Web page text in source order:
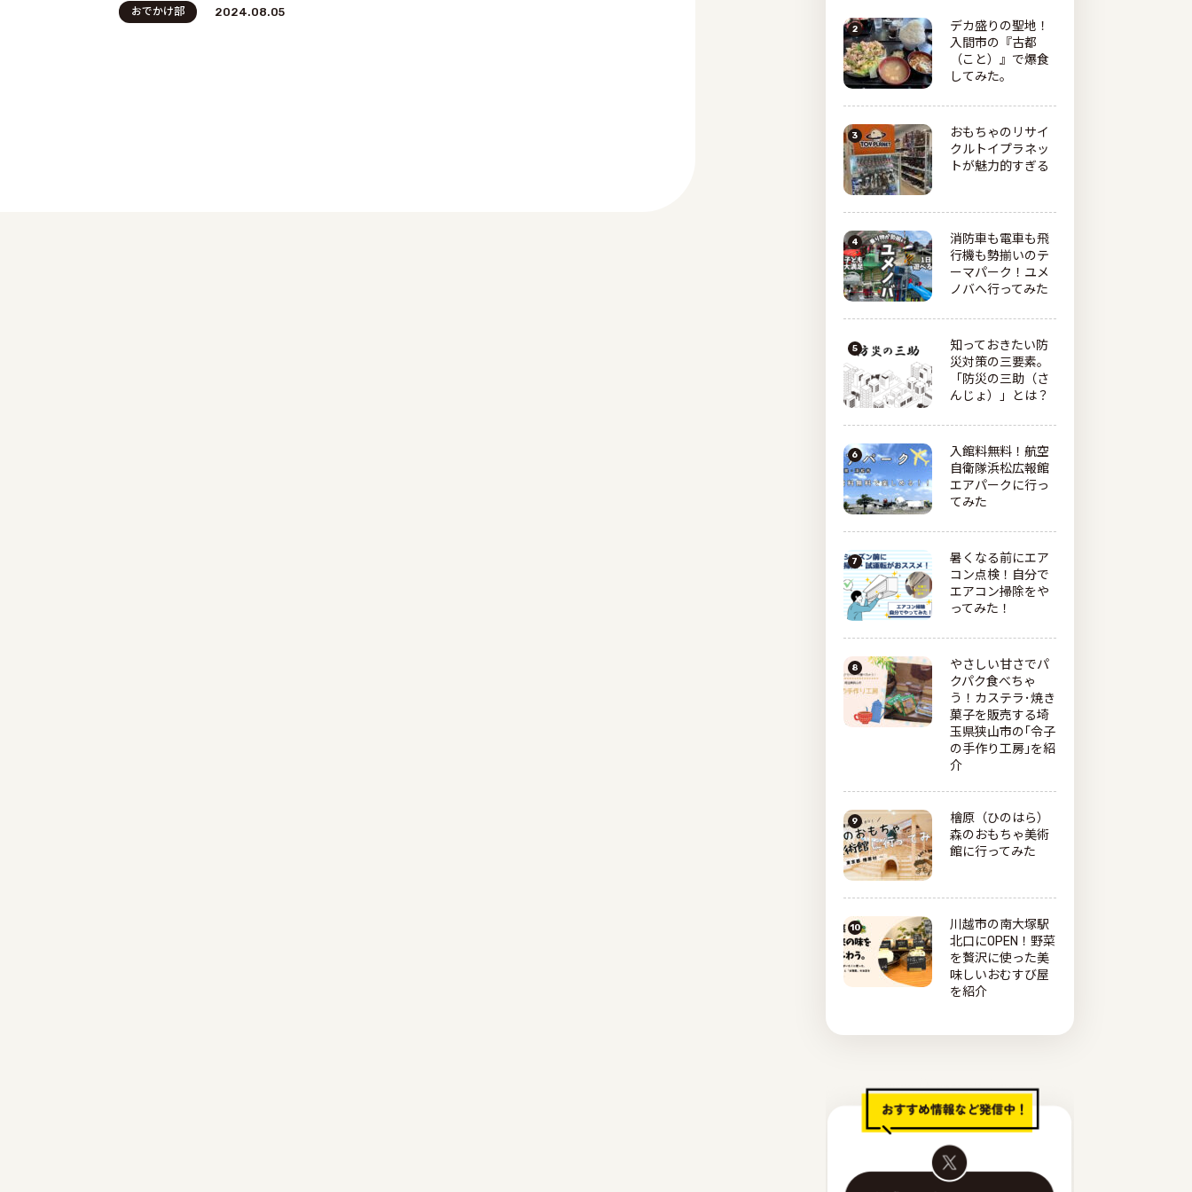
おでかけ部 2024.08.05
デカ盛りの聖地！
入間市の『古都
（こと）』で爆食
してみた。
おもちゃのリサイ
クルトイプラネッ
トが魅力的すぎる
消防車も電車も飛
行機も勢揃いのテ
ーマパーク！ユメ
ノバへ行ってみた
知っておきたい防
災対策の三要素。
「防災の三助（さ
んじょ）」とは？
入館料無料！航空
自衛隊浜松広報館
エアパークに行っ
てみた
暑くなる前にエア
コン点検！自分で
エアコン掃除をや
ってみた！
やさしい甘さでパ
クパク食べちゃ
う！カステラ･焼き
菓子を販売する埼
玉県狭山市の｢令子
の手作り工房｣を紹
介
檜原（ひのはら）
森のおもちゃ美術
館に行ってみた
川越市の南大塚駅
北口にOPEN！野菜
を贅沢に使った美
味しいおむすび屋
を紹介